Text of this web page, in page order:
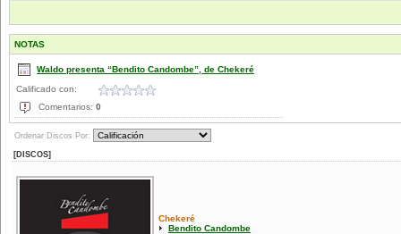
NOTAS
Waldo presenta “Bendito Candombe”, de Chekeré
Calificado con:
Comentarios: 0
Ordenar Discos Por:
[DISCOS]
Chekeré
Bendito Candombe